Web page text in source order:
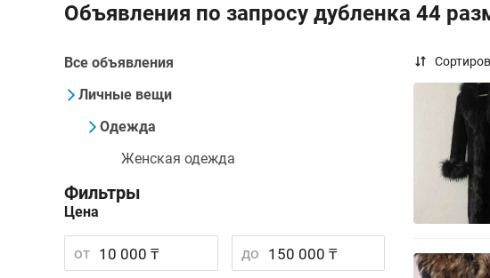
Объявления по запросу дубленка 44
Все объявления
Личные вещи
Одежда
Женская одежда
Фильтры
Цена
от до